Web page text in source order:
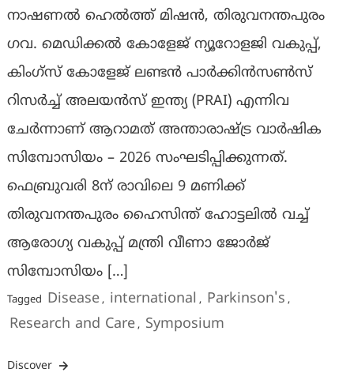
നാഷണല്‍ ഹെല്‍ത്ത് മിഷന്‍, തിരുവനന്തപുരം
ഗവ. മെഡിക്കല്‍ കോളേജ് ന്യൂറോളജി വകുപ്പ്,
കിംഗ്‌സ് കോളേജ് ലണ്ടന്‍ പാര്‍ക്കിന്‍സണ്‍സ്
റിസര്‍ച്ച് അലയന്‍സ് ഇന്ത്യ (PRAI) എന്നിവ
ചേര്‍ന്നാണ് ആറാമത് അന്താരാഷ്ട്ര വാര്‍ഷിക
സിമ്പോസിയം – 2026 സംഘടിപ്പിക്കുന്നത്.
ഫെബ്രുവരി 8ന് രാവിലെ 9 മണിക്ക്
തിരുവനന്തപുരം ഹൈസിന്ത് ഹോട്ടലില്‍ വച്ച്
ആരോഗ്യ വകുപ്പ് മന്ത്രി വീണാ ജോര്‍ജ്
സിമ്പോസിയം […]
Tagged Disease, international , Parkinson's ,
Research and Care, Symposium
Discover